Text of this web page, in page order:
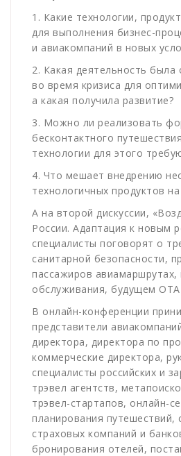
1. Какие технологии,
для выполнения бизнес-
и авиакомпаний в новых
2. Какая деятельность была
во время кризиса для
а какая получила развитие?
3. Можно ли реализовать
бесконтактного
технологии для этого
4. Что мешает внедрению
технологичных продуктов
А на второй дискуссии,
России. Адаптация к новым
специалисты поговорят о
санитарной безопасности,
пассажиров авиамаршрутах,
обслуживания, будущем OTA
В онлайн-конференции
представители
директора, директора по
коммерческие директора,
специалисты российских и
трэвел агентств,
трэвел-стартапов, онлайн-
планирования путешествий,
страховых компаний и
бронирования отелей,